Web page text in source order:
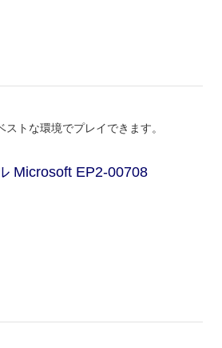
トな環境でプレイできます。
Microsoft EP2-00708